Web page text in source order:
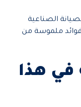
الصناعية
ملموسة من
في هذا